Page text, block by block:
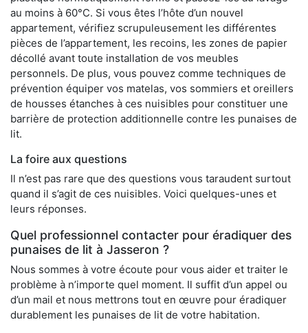
au moins à 60°C. Si vous êtes l’hôte d’un nouvel
appartement, vérifiez scrupuleusement les différentes
pièces de l’appartement, les recoins, les zones de papier
décollé avant toute installation de vos meubles
personnels. De plus, vous pouvez comme techniques de
prévention équiper vos matelas, vos sommiers et oreillers
de housses étanches à ces nuisibles pour constituer une
barrière de protection additionnelle contre les punaises de
lit.
La foire aux questions
Il n’est pas rare que des questions vous taraudent surtout
quand il s’agit de ces nuisibles. Voici quelques-unes et
leurs réponses.
Quel professionnel contacter pour éradiquer des
punaises de lit à Jasseron ?
Nous sommes à votre écoute pour vous aider et traiter le
problème à n’importe quel moment. Il suffit d’un appel ou
d’un mail et nous mettrons tout en œuvre pour éradiquer
durablement les punaises de lit de votre habitation.